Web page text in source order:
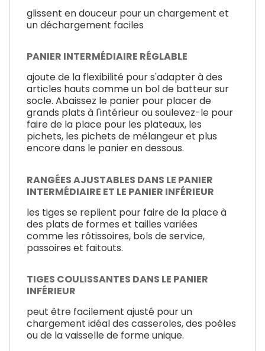
glissent en douceur pour un chargement et
un déchargement faciles
PANIER INTERMÉDIAIRE RÉGLABLE
ajoute de la flexibilité pour s'adapter à des
articles hauts comme un bol de batteur sur
socle. Abaissez le panier pour placer de
grands plats à l'intérieur ou soulevez-le pour
faire de la place pour les plateaux, les
pichets, les pichets de mélangeur et plus
encore dans le panier en dessous.
RANGÉES AJUSTABLES DANS LE PANIER
INTERMÉDIAIRE ET LE PANIER INFÉRIEUR
les tiges se replient pour faire de la place à
des plats de formes et tailles variées
comme les rôtissoires, bols de service,
passoires et faitouts.
TIGES COULISSANTES DANS LE PANIER
INFÉRIEUR
peut être facilement ajusté pour un
chargement idéal des casseroles, des poêles
ou de la vaisselle de forme unique.